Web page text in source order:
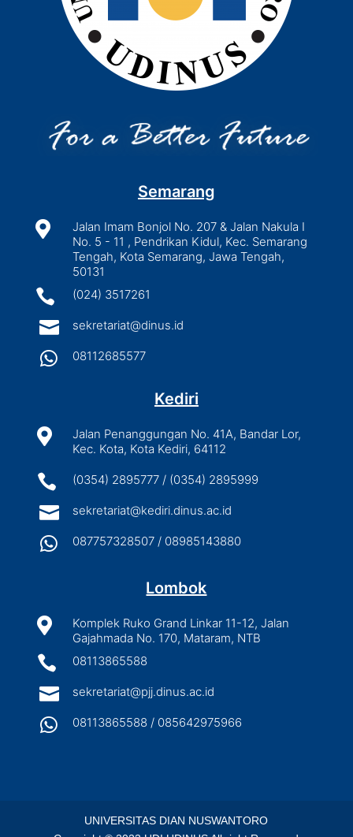
Semarang

Jalan Imam Bonjol No. 207 & Jalan Nakula I
No. 5 - 11 , Pendrikan Kidul, Kec. Semarang
Tengah, Kota Semarang, Jawa Tengah,
50131
 (024) 3517261
 sekretariat@dinus.id
 08112685577
Kediri

Jalan Penanggungan No. 41A, Bandar Lor,
Kec. Kota, Kota Kediri, 64112
 (0354) 2895777 / (0354) 2895999
 sekretariat@kediri.dinus.ac.id
 087757328507 / 08985143880
Lombok

Komplek Ruko Grand Linkar 11-12, Jalan
Gajahmada No. 170, Mataram, NTB
 08113865588
 sekretariat@pjj.dinus.ac.id
 08113865588 / 085642975966
UNIVERSITAS DIAN NUSWANTORO